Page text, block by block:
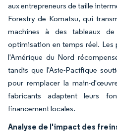
aux entrepreneurs de taille
Forestry de Komatsu, qui
machines à des tableaux
optimisation en temps réel.
l'Amérique du Nord
tandis que l'Asie-Pacifique
pour remplacer la main-
fabricants adaptent leurs
financement locales.
Analyse de l'impact des